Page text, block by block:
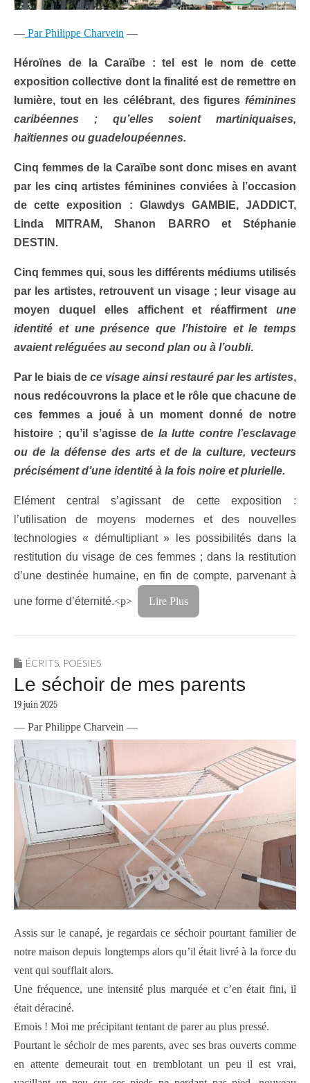
— Par Philippe Charvein —
Héroïnes de la Caraïbe : tel est le nom de cette
exposition collective dont la finalité est de remettre en
lumière, tout en les célébrant, des figures féminines
caribéennes ; qu’elles soient martiniquaises,
haïtiennes ou guadeloupéennes.
Cinq femmes de la Caraïbesont donc mises en avant
par les cinq artistes féminines conviées à l’occasion
de cette exposition : Glawdys GAMBIE, JADDICT,
Linda MITRAM, Shanon BARRO etStéphanie
DESTIN .
Cinq femmes qui, sous les différents médiums utilisés
par les artistes, retrouvent un visage ; leur visage au
moyen duquel elles affichent et réaffirment une
identité et une présence que l’histoire et le temps
avaient reléguées au second plan ou à l’oubli.
Par le biais de ce visage ainsi restauré par les artistes,
nous redécouvrons la place et le rôle que chacune de
ces femmes a joué à un moment donné de notre
histoire ; qu’il s’agisse de la lutte contre l’esclavage
ou de la défense des arts et de la culture, vecteurs
précisément d’une identité à la fois noire et plurielle.
Elément central s’agissant de cette exposition :
l’utilisation de moyens modernes et des nouvelles
technologies « démultipliant » les possibilités dans la
restitution du visage de ces femmes ; dans la restitution
d’une destinée humaine, en fin de compte, parvenant à
une forme d’éternité.<p> Lire Plus
ÉCRITS POÉSIES
Le séchoir de mes parents
19 juin 2025
— Par Philippe Charvein —
Assis sur le canapé, je regardais ce séchoir pourtant familier de
notre maison depuis longtemps alors qu’il était livré à la force du
vent qui soufflait alors.
Une fréquence, une intensité plus marquée et c’en était fini, il
était déraciné.
Emois ! Moi me précipitant tentant de parer au plus pressé.
Pourtant le séchoir de mes parents, avec ses bras ouverts comme
en attente demeurait tout en tremblotant un peu il est vrai,